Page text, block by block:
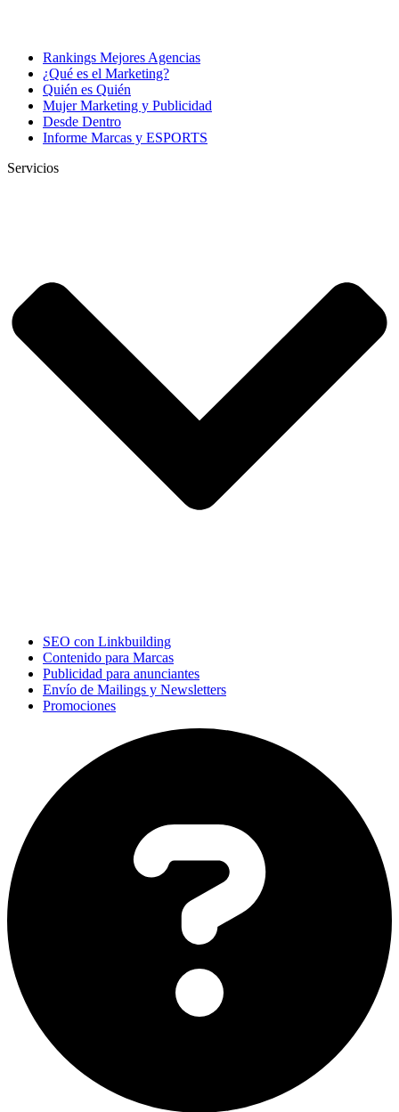
Rankings Mejores Agencias
¿Qué es el Marketing?
Quién es Quién
Mujer Marketing y Publicidad
Desde Dentro
Informe Marcas y ESPORTS
Servicios
SEO con Linkbuilding
Contenido para Marcas
Publicidad para anunciantes
Envío de Mailings y Newsletters
Promociones